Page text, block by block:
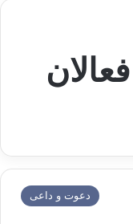
دعوت و داعی